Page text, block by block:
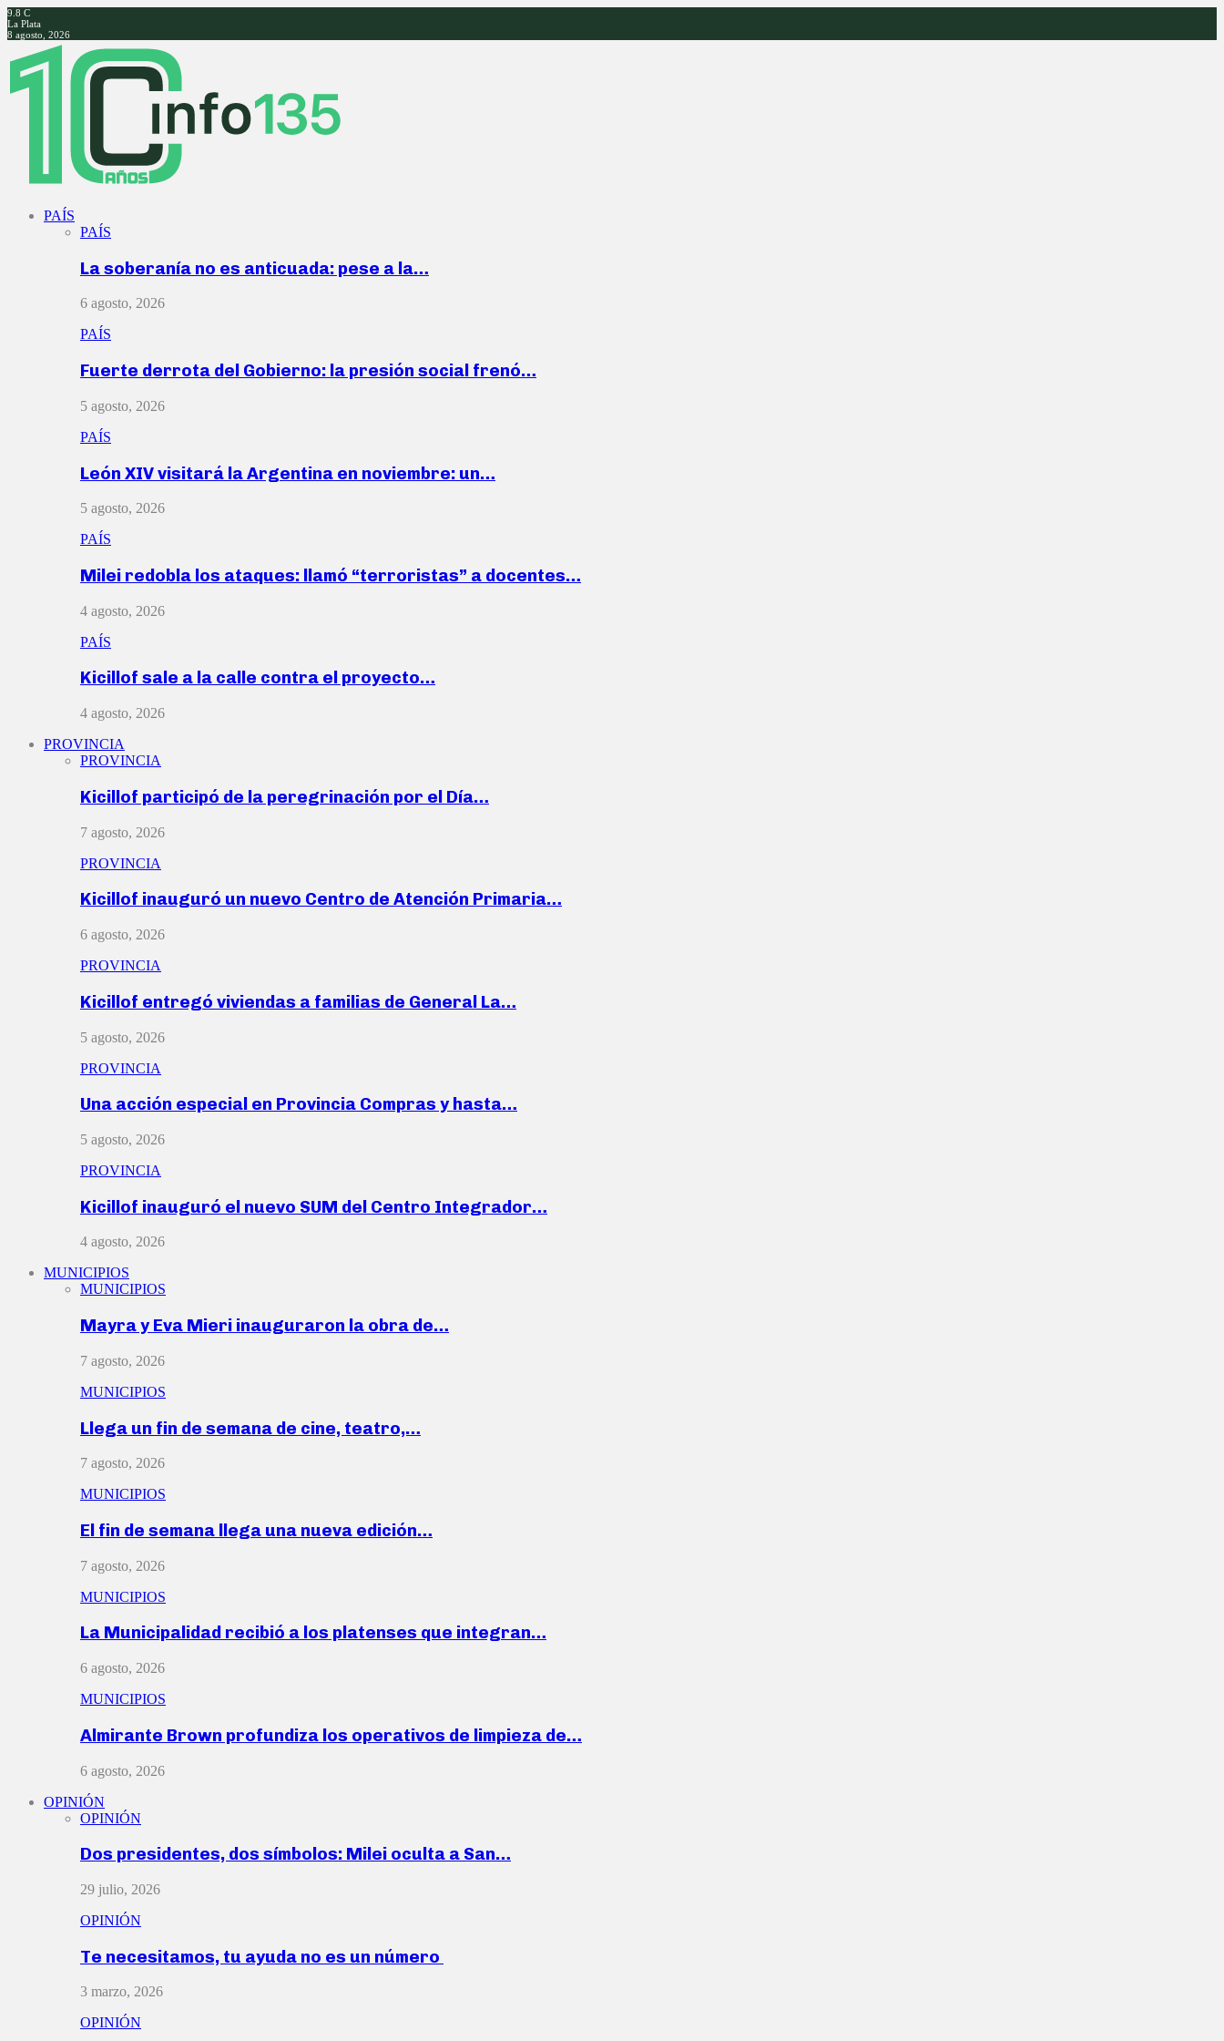
9.8 C
La Plata
8 agosto, 2026
Facebook
Twitter
Instagram
Youtube
PAÍS
PAÍS
La soberanía no es anticuada: pese a la…
6 agosto, 2026
PAÍS
Fuerte derrota del Gobierno: la presión social frenó…
5 agosto, 2026
PAÍS
León XIV visitará la Argentina en noviembre: un…
5 agosto, 2026
PAÍS
Milei redobla los ataques: llamó “terroristas” a docentes…
4 agosto, 2026
PAÍS
Kicillof sale a la calle contra el proyecto…
4 agosto, 2026
PROVINCIA
PROVINCIA
Kicillof participó de la peregrinación por el Día…
7 agosto, 2026
PROVINCIA
Kicillof inauguró un nuevo Centro de Atención Primaria…
6 agosto, 2026
PROVINCIA
Kicillof entregó viviendas a familias de General La…
5 agosto, 2026
PROVINCIA
Una acción especial en Provincia Compras y hasta…
5 agosto, 2026
PROVINCIA
Kicillof inauguró el nuevo SUM del Centro Integrador…
4 agosto, 2026
MUNICIPIOS
MUNICIPIOS
Mayra y Eva Mieri inauguraron la obra de…
7 agosto, 2026
MUNICIPIOS
Llega un fin de semana de cine, teatro,…
7 agosto, 2026
MUNICIPIOS
El fin de semana llega una nueva edición…
7 agosto, 2026
MUNICIPIOS
La Municipalidad recibió a los platenses que integran…
6 agosto, 2026
MUNICIPIOS
Almirante Brown profundiza los operativos de limpieza de…
6 agosto, 2026
OPINIÓN
OPINIÓN
Dos presidentes, dos símbolos: Milei oculta a San…
29 julio, 2026
OPINIÓN
Te necesitamos, tu ayuda no es un número
3 marzo, 2026
OPINIÓN